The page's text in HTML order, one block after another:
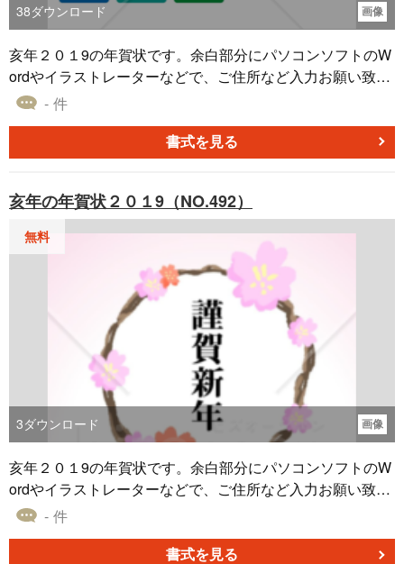
38ダウンロード 画像
亥年２０１9の年賀状です。余白部分にパソコンソフトのW
ordやイラストレーターなどで、ご住所など入力お願い致し
ます。- 件
書式を見る
亥年の年賀状２０１9（NO.492）
無料
3ダウンロード 画像
亥年２０１9の年賀状です。余白部分にパソコンソフトのW
ordやイラストレーターなどで、ご住所など入力お願い致し
ます。- 件
書式を見る